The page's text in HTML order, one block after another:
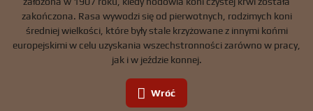
zakończona. Rasa wywodzi się od pierwotnych, rodzimych koni
średniej wielkości, które były stale krzyżowane z innymi końmi
europejskimi w celu uzyskania wszechstronności zarówno w pracy,
jak i w jeździe konnej.
Wróć